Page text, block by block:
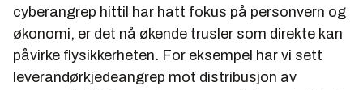
cyberangrep hittil har hatt fokus på personvern og
økonomi, er det nå økende trusler som direkte kan
påvirke flysikkerheten. For eksempel har vi sett
leverandørkjedeangrep mot distribusjon av